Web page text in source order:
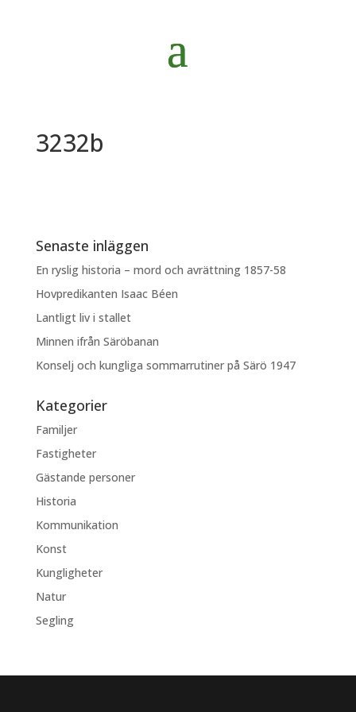
3232b
Senaste inläggen
En ryslig historia – mord och avrättning 1857-58
Hovpredikanten Isaac Béen
Lantligt liv i stallet
Minnen ifrån Säröbanan
Konselj och kungliga sommarrutiner på Särö 1947
Kategorier
Familjer
Fastigheter
Gästande personer
Historia
Kommunikation
Konst
Kungligheter
Natur
Segling